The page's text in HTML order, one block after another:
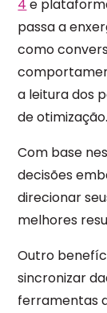
4 e
passa a
como
a leitura dos
de otimização.
Com base
decisões
direcionar
melhores
Outro
sincronizar
ferramentas